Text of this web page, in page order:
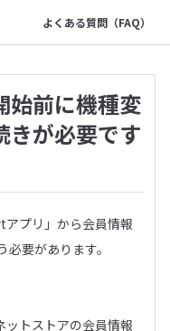
よくある質問（FAQ）
始前に機種変
きが必要です
プリ」から会員情報
要があります。
トストアの会員情報